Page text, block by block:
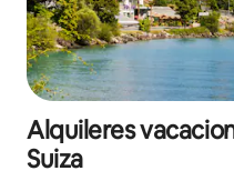
Alquileres
Suiza